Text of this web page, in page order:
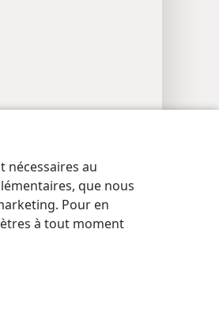
nécessaires au
que nous
Pour en
à tout moment
JW.ORG Se connecter